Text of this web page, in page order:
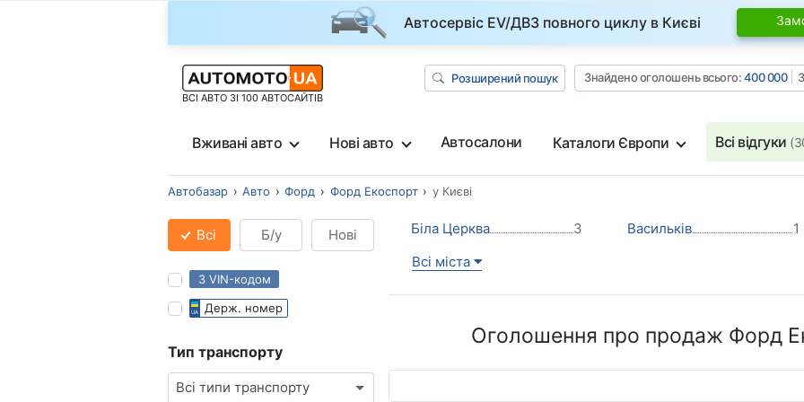
Автосервіс EV/ДВЗ повного циклу в Києві
ВСІ АВТО ЗІ 100 АВТОСАЙТІВ
Розширений пошук Знайдено оголошень всього:400 000
Вживані авто Нові авто Автосалони Каталоги Європи Всі відгуки
Автобазар Авто Форд Форд Екоспорт у Києві
Всі Б/у Нові
З VIN-кодом
Держ. номер
Тип транспорту
Всі типи транспорту
Біла Церква 3 Васильків
1
Всі міста
Оголошення про продаж Форд